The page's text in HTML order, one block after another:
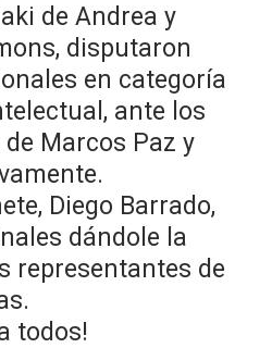
de Andrea y
disputaron
en categoría
ante los
Marcos Paz y
Diego Barrado,
dándole la
representantes de
todos!